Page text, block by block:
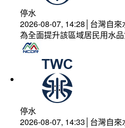
停水
2026-08-07, 14:28│台灣自來
為全面提升該區域居民用水
停水
2026-08-07, 14:33│台灣自來